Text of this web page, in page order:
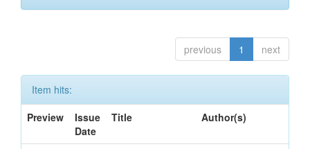
previous 1 next
Item hits:
Preview
Issue
Date
Title Author(s)